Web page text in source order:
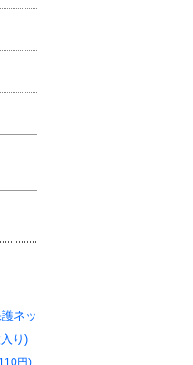
ネッ
り)
円)